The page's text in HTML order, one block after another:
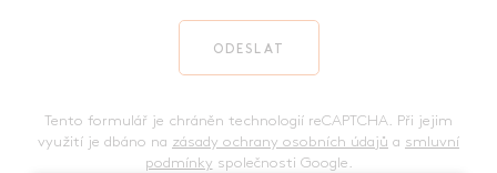
ODESLAT
Tento formulář je chráněn technologií reCAPTCHA. Při jejim
využití je dbáno na zásady ochrany osobních údajů a smluvní
podmínky společnosti Google.